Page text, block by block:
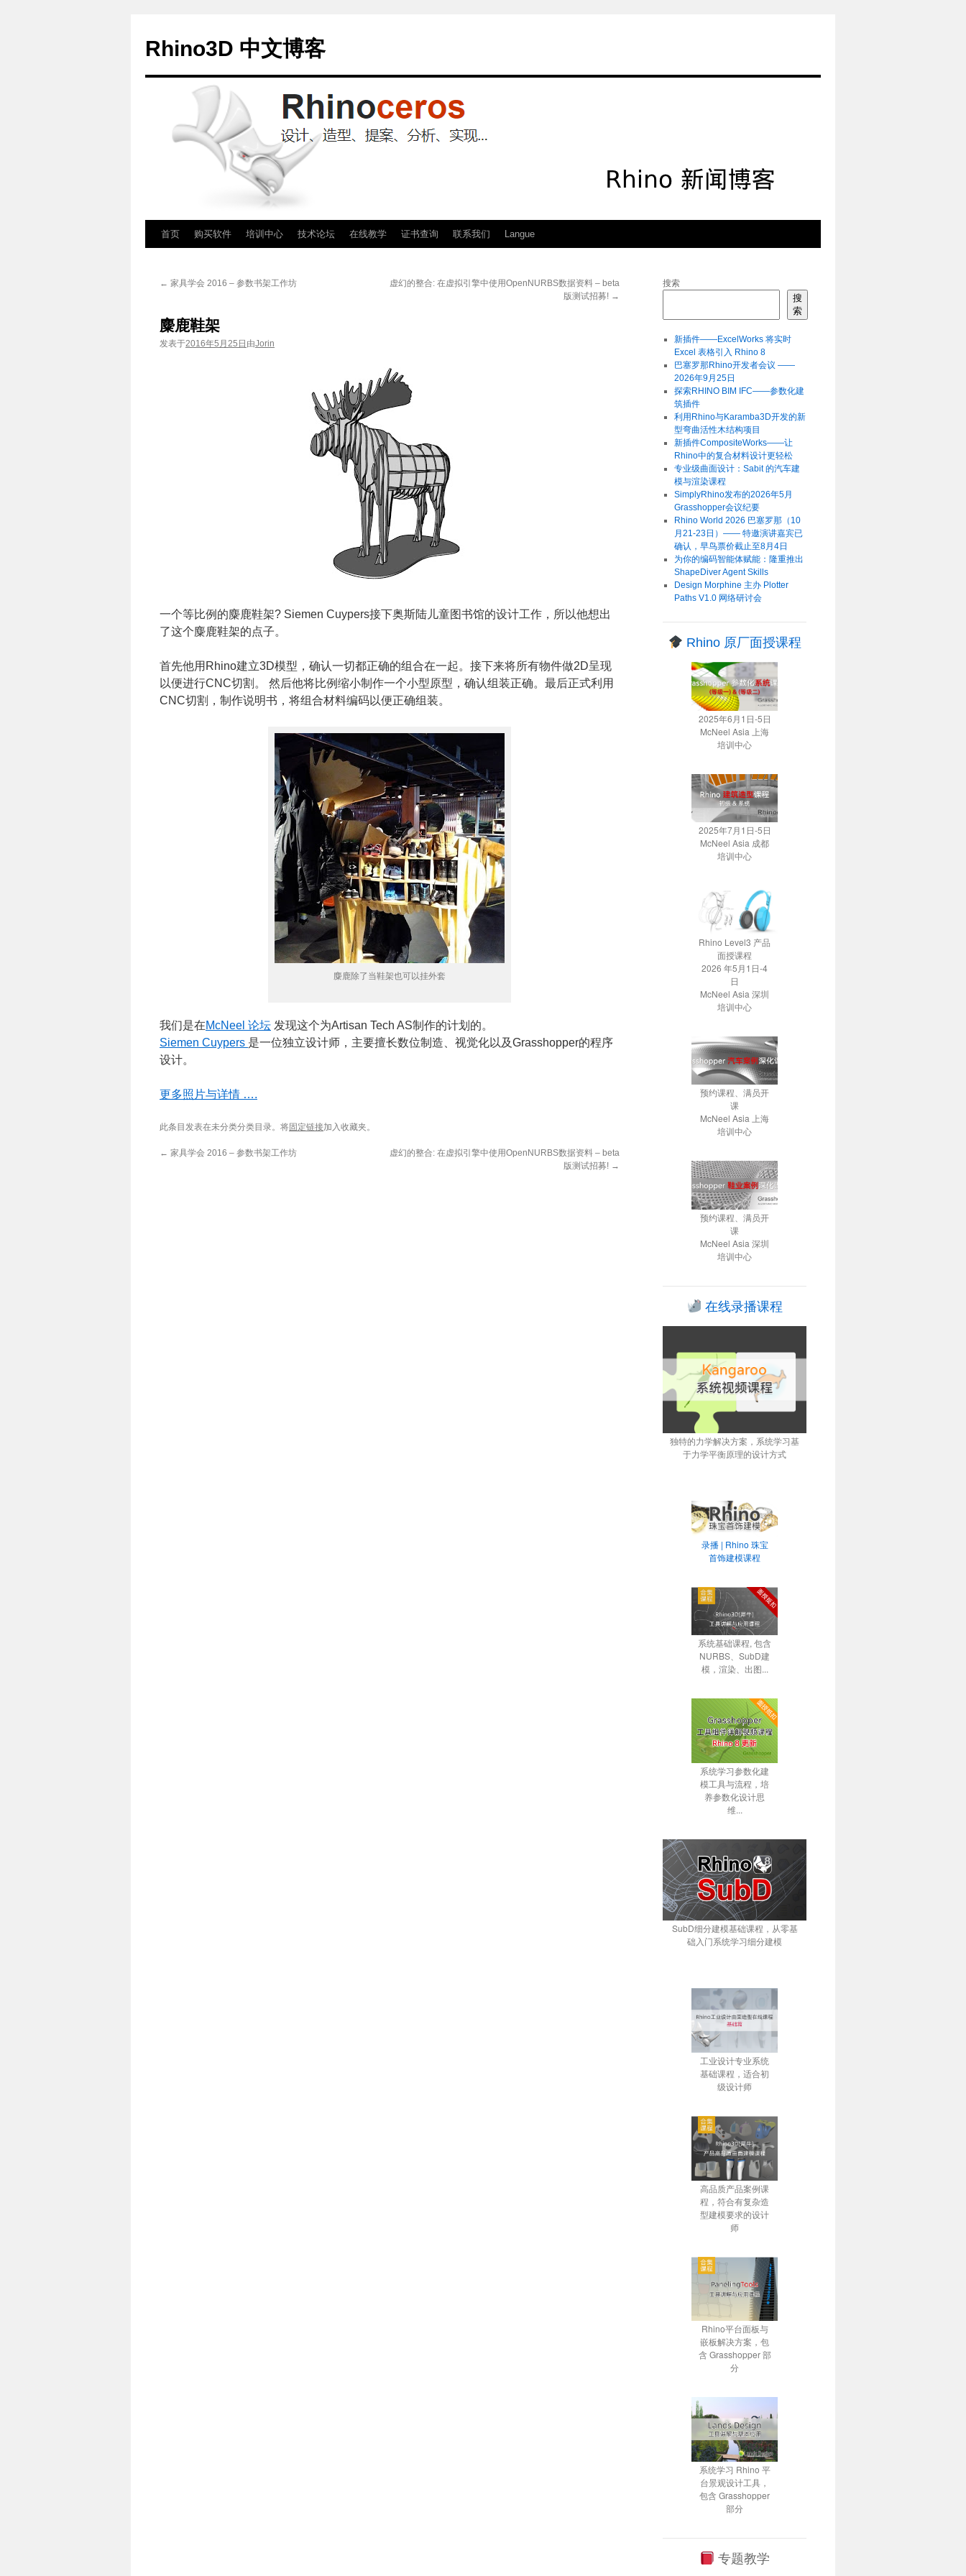
Rhino3D 中文博客
首页 购买软件 培训中心 技术论坛 在线教学 证书查询 联系我们 Langue
← 家具学会 2016 – 参数书架工作坊
虚幻的整合: 在虚拟引擎中使用OpenNURBS数据资料 – beta
版测试招募! →
麋鹿鞋架
发表于2016年5月25日 由Jorin
一个等比例的麋鹿鞋架? Siemen Cuypers接下奥斯陆儿童图书馆的设计工作，所以他想出
了这个麋鹿鞋架的点子。
首先他用Rhino建立3D模型，确认一切都正确的组合在一起。接下来将所有物件做2D呈现
以便进行CNC切割。 然后他将比例缩小制作一个小型原型，确认组装正确。最后正式利用
CNC切割，制作说明书，将组合材料编码以便正确组装。
麋鹿除了当鞋架也可以挂外套
我们是在McNeel 论坛 发现这个为Artisan Tech AS制作的计划的。
Siemen Cuypers 是一位独立设计师，主要擅长数位制造、视觉化以及Grasshopper的程序
设计。
更多照片与详情 ….
此条目发表在未分类分类目录。将固定链接加入收藏夹。
← 家具学会 2016 – 参数书架工作坊
虚幻的整合: 在虚拟引擎中使用OpenNURBS数据资料 – beta
版测试招募! →
搜索
搜
索
新插件——ExcelWorks 将实时
Excel 表格引入 Rhino 8
巴塞罗那Rhino开发者会议 ——
2026年9月25日
探索RHINO BIM IFC——参数化建
筑插件
利用Rhino与Karamba3D开发的新
型弯曲活性木结构项目
新插件CompositeWorks——让
Rhino中的复合材料设计更轻松
专业级曲面设计：Sabit 的汽车建
模与渲染课程
SimplyRhino发布的2026年5月
Grasshopper会议纪要
Rhino World 2026 巴塞罗那（10
月21-23日）—— 特邀演讲嘉宾已
确认，早鸟票价截止至8月4日
为你的编码智能体赋能：隆重推出
ShapeDiver Agent Skills
Design Morphine 主办 Plotter
Paths V1.0 网络研讨会
Rhino 原厂面授课程
2025年6月1日-5日
McNeel Asia 上海
培训中心
2025年7月1日-5日
McNeel Asia 成都
培训中心
Rhino Level3 产品
面授课程
2026 年5月1日-4
日
McNeel Asia 深圳
培训中心
预约课程、满员开
课
McNeel Asia 上海
培训中心
预约课程、满员开
课
McNeel Asia 深圳
培训中心
在线录播课程
独特的力学解决方案，系统学习基
于力学平衡原理的设计方式
录播 | Rhino 珠宝
首饰建模课程
系统基础课程, 包含
NURBS、SubD建
模，渲染、出图...
系统学习参数化建
模工具与流程，培
养参数化设计思
维...
SubD细分建模基础课程，从零基
础入门系统学习细分建模
工业设计专业系统
基础课程，适合初
级设计师
高品质产品案例课
程，符合有复杂造
型建模要求的设计
师
Rhino平台面板与
嵌板解决方案，包
含 Grasshopper 部
分
系统学习 Rhino 平
台景观设计工具，
包含 Grasshopper
部分
专题教学